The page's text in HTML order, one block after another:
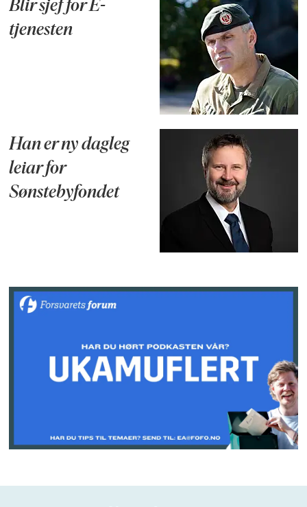
Blir sjef for E-
tjenesten
Han er ny dagleg
leiar for
Sønstebyfondet